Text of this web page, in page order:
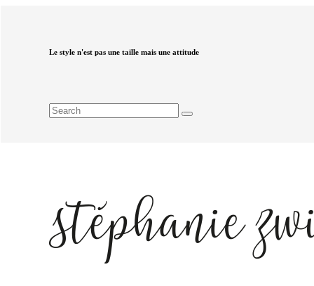
Le style n'est pas une taille mais une attitude